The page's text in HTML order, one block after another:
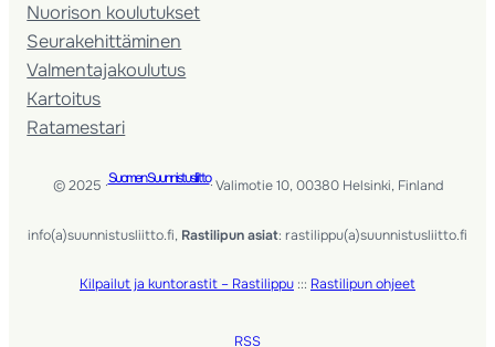
Nuorison koulutukset
Seura­kehittäminen
Valmentaja­koulutus
Kartoitus
Ratamestari
© 2025 ·Suomen Suunnistusliitto· Valimotie 10, 00380 Helsinki, Finland
info(a)suunnistusliitto.fi, Rastilipun asiat: rastilippu(a)suunnistusliitto.fi
Kilpailut ja kuntorastit – Rastilippu ::: Rastilipun ohjeet
RSS